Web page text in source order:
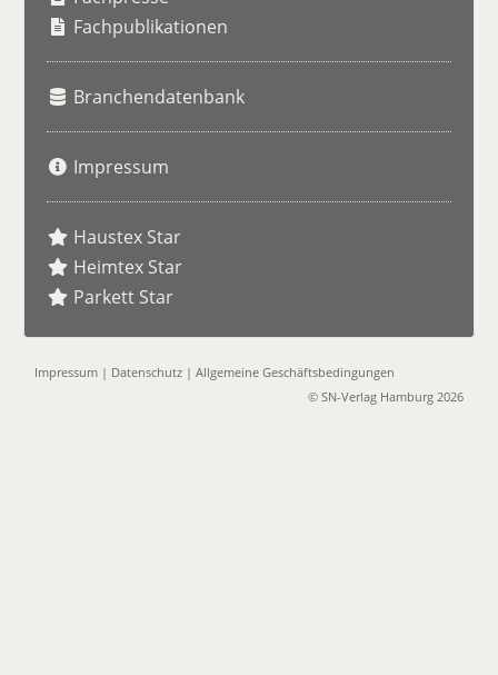
Fachpublikationen
Branchendatenbank
Impressum
Haustex Star
Heimtex Star
Parkett Star
Impressum | Datenschutz |Allgemeine Geschäftsbedingungen
© SN-Verlag Hamburg 2026